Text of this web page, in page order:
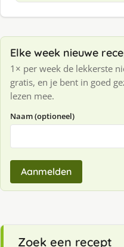
Elke week nieuwe
1× per week de lekkerste
gratis, en je bent in goed
lezen mee.
Naam (optioneel)
Aanmelden
Zoek een recept